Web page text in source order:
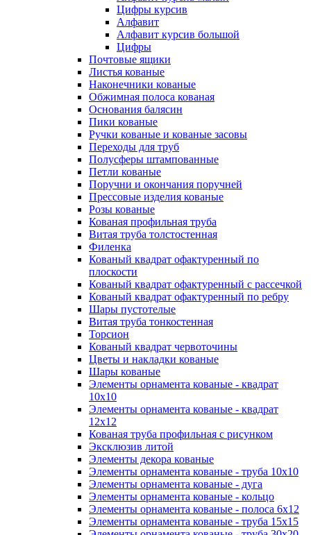
Цифры курсив
Алфавит
Алфавит курсив большой
Цифры
Почтовые ящики
Листья кованые
Наконечники кованые
Обжимная полоса кованая
Основания балясин
Пики кованые
Ручки кованые и кованые засовы
Переходы для труб
Полусферы штампованные
Петли кованые
Поручни и окончания поручней
Прессовые изделия кованые
Розы кованые
Кованая профильная труба
Витая труба толстостенная
Филенка
Кованый квадрат офактуренный по
плоскости
Кованый квадрат офактуренный с рассечкой
Кованый квадрат офактуренный по ребру
Шары пустотелые
Витая труба тонкостенная
Торсион
Кованый квадрат червоточины
Цветы и накладки кованые
Шары кованые
Элементы орнамента кованые - квадрат
10х10
Элементы орнамента кованые - квадрат
12х12
Кованая труба профильная с рисунком
Эксклюзив литой
Элементы декора кованые
Элементы орнамента кованые - труба 10х10
Элементы орнамента кованые - дуга
Элементы орнамента кованые - кольцо
Элементы орнамента кованые - полоса 6х12
Элементы орнамента кованые - труба 15х15